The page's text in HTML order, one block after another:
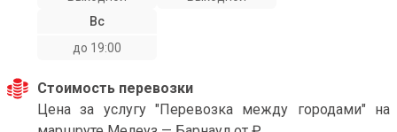
Вс
до 19:00
Стоимость перевозки
Цена за услугу "Перевозка между городами" на